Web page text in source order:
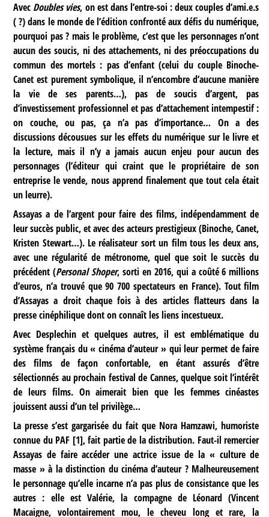
Avec Doubles vies, on est dans l’entre-soi : deux couples d’ami.e.s
( ?) dans le monde de l’édition confronté aux défis du numérique,
pourquoi pas ? mais le problème, c’est que les personnages n’ont
aucun des soucis, ni des attachements, ni des préoccupations du
commun des mortels : pas d’enfant (celui du couple Binoche-
Canet est purement symbolique, il n’encombre d’aucune manière
la vie de ses parents…), pas de soucis d’argent, pas
d’investissement professionnel et pas d’attachement intempestif :
on couche, ou pas, ça n’a pas d’importance… On a des
discussions décousues sur les effets du numérique sur le livre et
la lecture, mais il n’y a jamais aucun enjeu pour aucun des
personnages (l’éditeur qui craint que le propriétaire de son
entreprise le vende, nous apprend finalement que tout cela était
un leurre).
Assayas a de l’argent pour faire des films, indépendamment de
leur succès public, et avec des acteurs prestigieux (Binoche, Canet,
Kristen Stewart…). Le réalisateur sort un film tous les deux ans,
avec une régularité de métronome, quel que soit le succès du
précédent (Personal Shoper, sorti en 2016, qui a coûté 6 millions
d’euros, n’a trouvé que 90 700 spectateurs en France). Tout film
d’Assayas a droit chaque fois à des articles flatteurs dans la
presse cinéphilique dont on connaît les liens incestueux.
Avec Desplechin et quelques autres, il est emblématique du
système français du « cinéma d’auteur » qui leur permet de faire
des films de façon confortable, en étant assurés d’être
sélectionnés au prochain festival de Cannes, quelque soit l’intérêt
de leurs films. On aimerait bien que les femmes cinéastes
jouissent aussi d’un tel privilège…
La presse s’est gargarisée du fait que Nora Hamzawi, humoriste
connue du PAF [1], fait partie de la distribution. Faut-il remercier
Assayas de faire accéder une actrice issue de la « culture de
masse » à la distinction du cinéma d’auteur ? Malheureusement
le personnage qu’elle incarne n’a pas plus de consistance que les
autres : elle est Valérie, la compagne de Léonard (Vincent
Macaigne, volontairement mou, le cheveu long et rare, la